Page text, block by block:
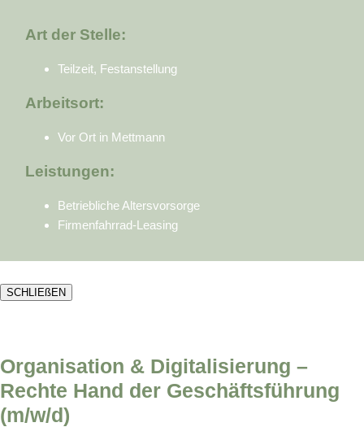
Art der Stelle:
Teilzeit, Festanstellung
Arbeitsort:
Vor Ort in Mettmann
Leistungen:
Betriebliche Altersvorsorge
Firmenfahrrad-Leasing
SCHLIEßEN
Organisation & Digitalisierung –
Rechte Hand der Geschäftsführung
(m/w/d)